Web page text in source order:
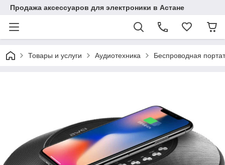
Продажа аксессуаров для электроники в Астане
Товары и услуги Аудиотехника Беспроводная